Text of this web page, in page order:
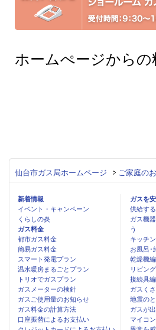
ホームぺージから
仙台市ガス局ホームページ ご家庭の
新着情報
イベント・キャンペーン
くらしの炎
ガス料金
都市ガス料金
簡易ガス料金
スマート発電プラン
温水暖房まるごとプラン
トリオでガスプラン
ガスメーターの検針
ガスご使用量のお知らせ
ガス料金の計算方法
口座振替によるお支払い
ガスを
供給す
ガス機
う
キッチ
お風呂･
乾燥機編
リビン
接続具編
ガスく
地震の
ガスが
マイコ